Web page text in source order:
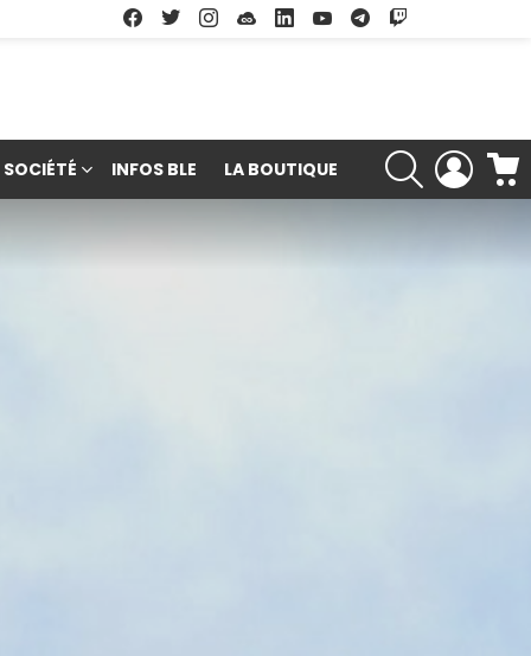
Facebook
TwitterInstagramSoundcloud
LinkedinYoutubeGoogle Play
SOCIÉTÉ INFOS BLE LA BOUTIQUE
RECHERCHE
LOGIN